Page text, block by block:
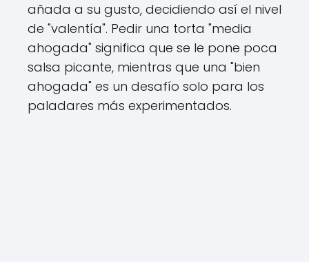
añada a su gusto, decidiendo así el nivel
de "valentía". Pedir una torta "media
ahogada" significa que se le pone poca
salsa picante, mientras que una "bien
ahogada" es un desafío solo para los
paladares más experimentados.